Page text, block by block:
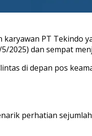
PT Tekindo
2025) dan sempat
di depan pos
perhatian